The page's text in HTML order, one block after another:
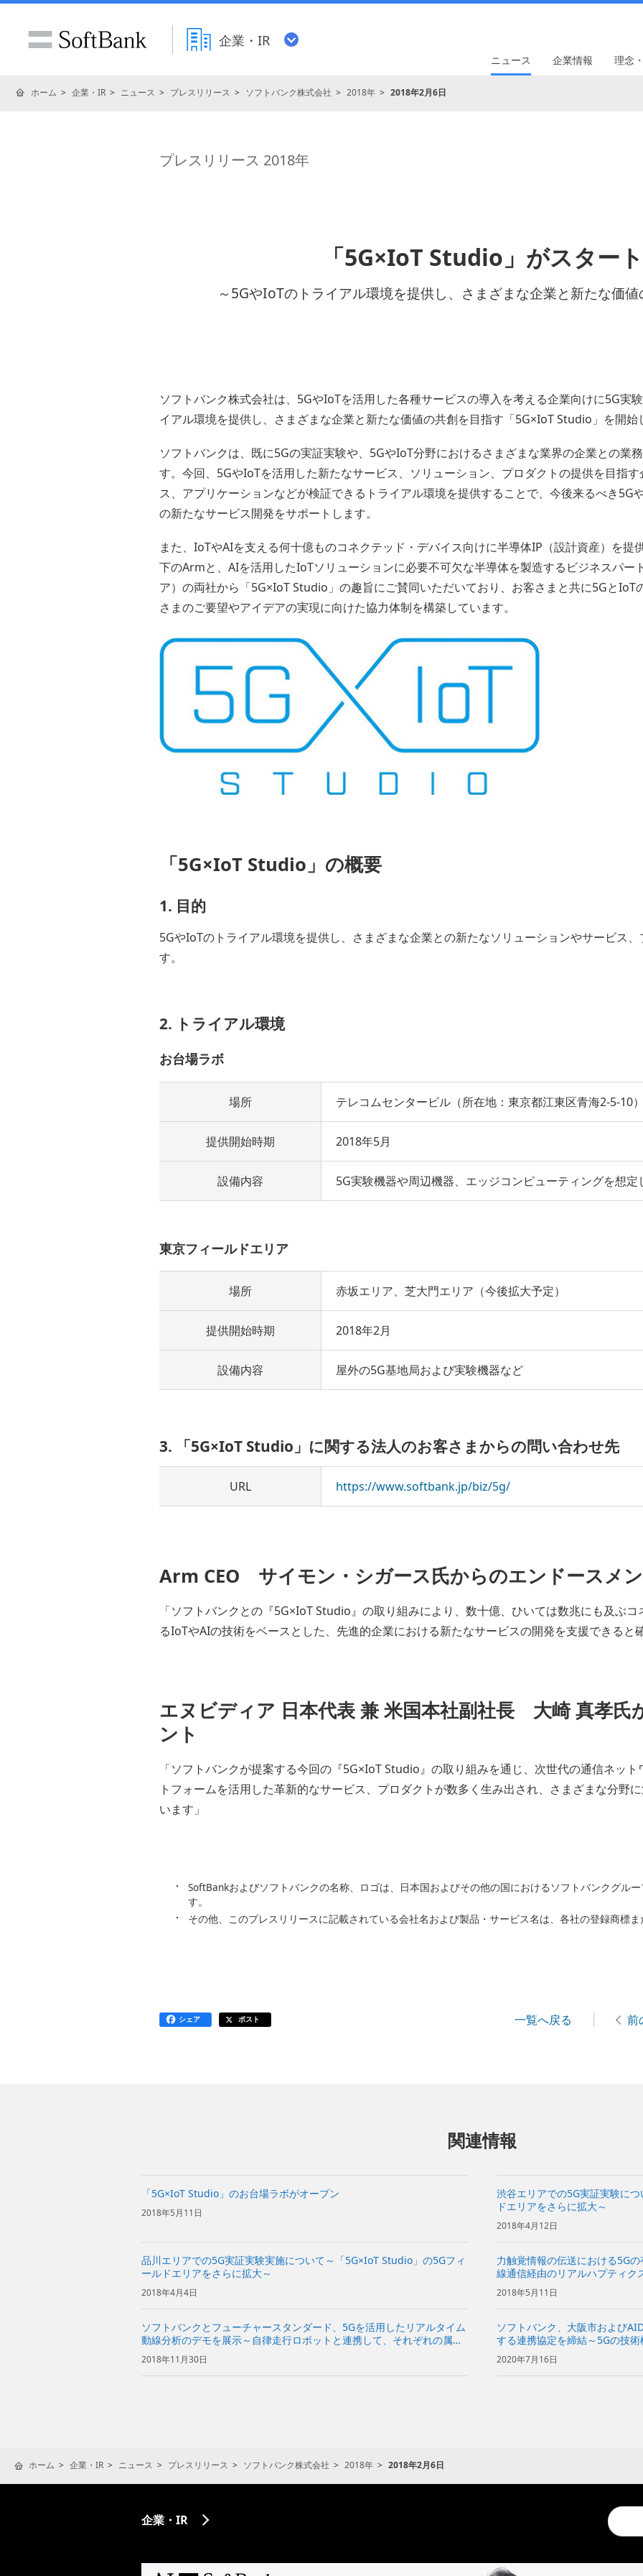
企業・IR
ニュース 企業情報 理念
ホーム 企業・IR ニュース プレスリリース ソフトバンク株式会社 2018年 2018年2月6日
プレスリリース 2018年
「5G×IoT Studio」がスタート
～5GやIoTのトライアル環境を提供し、さまざまな企業と新たな価
ソフトバンク株式会社は、5GやIoTを活用した各種サービスの導入を考える企業向けに5G実
イアル環境を提供し、さまざまな企業と新たな価値の共創を目指す「5G×IoT Studio」を開始
ソフトバンクは、既に5Gの実証実験や、5GやIoT分野におけるさまざまな業界の企業との業
す。今回、5GやIoTを活用した新たなサービス、ソリューション、プロダクトの提供を目指
ス、アプリケーションなどが検証できるトライアル環境を提供することで、今後来るべき5G
の新たなサービス開発をサポートします。
また、IoTやAIを支える何十億ものコネクテッド・デバイス向けに半導体IP（設計資産）を提
下のArmと、AIを活用したIoTソリューションに必要不可欠な半導体を製造するビジネスパー
ア）の両社から「5G×IoT Studio」の趣旨にご賛同いただいており、お客さまと共に5GとIoT
さまのご要望やアイデアの実現に向けた協力体制を構築しています。
「5G×IoT Studio」の概要
1. 目的
5GやIoTのトライアル環境を提供し、さまざまな企業との新たなソリューションやサービス
す。
2. トライアル環境
お台場ラボ
場所 テレコムセンタービル（所在地：東京都江東区青海2-5-10
提供開始時期 2018年5月
設備内容 5G実験機器や周辺機器、エッジコンピューティングを想
東京フィールドエリア
場所 赤坂エリア、芝大門エリア（今後拡大予定）
提供開始時期 2018年2月
設備内容 屋外の5G基地局および実験機器など
3. 「5G×IoT Studio」に関する法人のお客さまからの問い合わせ先
URL https://www.softbank.jp/biz/5g/
Arm CEO サイモン・シガース氏からのエンドースメ
「ソフトバンクとの『5G×IoT Studio』の取り組みにより、数十億、ひいては数兆にも及ぶ
るIoTやAIの技術をベースとした、先進的企業における新たなサービスの開発を支援できると
エヌビディア 日本代表 兼 米国本社副社長 大崎 真孝氏
ント
「ソフトバンクが提案する今回の『5G×IoT Studio』の取り組みを通じ、次世代の通信ネッ
トフォームを活用した革新的なサービス、プロダクトが数多く生み出され、さまざまな分野
います」
SoftBankおよびソフトバンクの名称、ロゴは、日本国およびその他の国におけるソフトバンクグル
す。
その他、このプレスリリースに記載されている会社名および製品・サービス名は、各社の登録商標
シェア ポスト 一覧へ戻る 前
関連情報
「5G×IoT Studio」のお台場ラボがオープン
2018年5月11日
渋谷エリアでの5G実証実験に
ドエリアをさらに拡大～
2018年4月12日
品川エリアでの5G実証実験実施について～「5G×IoT Studio」の5Gフィ
ールドエリアをさらに拡大～
2018年4月4日
力触覚情報の伝送における5G
線通信経由のリアルハプティク
2018年5月11日
ソフトバンクとフューチャースタンダード、5Gを活用したリアルタイム
動線分析のデモを展示～自律走行ロボットと連携して、それぞれの属性
に合った広告を提案～
2018年11月30日
ソフトバンク、大阪市および
する連携協定を締結～5Gの技
（仮称）」を開設予定～
2020年7月16日
ホーム 企業・IR ニュース プレスリリース ソフトバンク株式会社 2018年 2018年2月6日
a
search
企業・IR